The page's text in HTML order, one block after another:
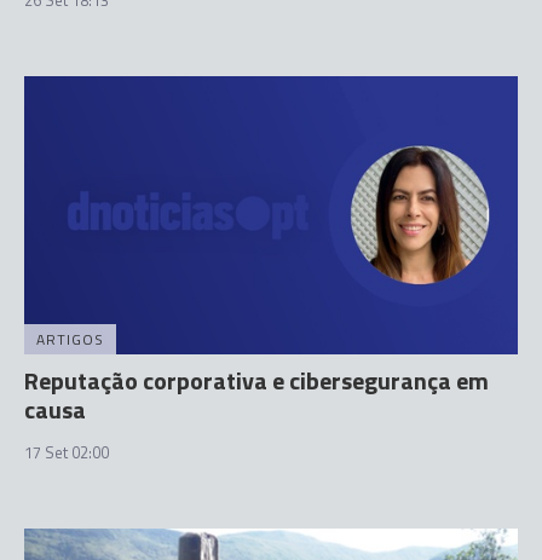
ARTIGOS
Reputação corporativa e cibersegurança em
causa
17 Set 02:00